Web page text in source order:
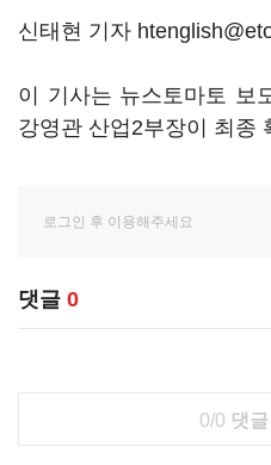
신태현 기자
이 기사는 뉴스토마토 보
강영관 산업2부장이 최종
댓글 0
0/0 댓글